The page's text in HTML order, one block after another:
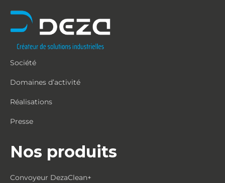
Société
Domaines d’activité
Réalisations
Presse
Nos produits
Convoyeur DezaClean+